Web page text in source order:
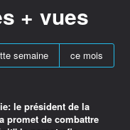
+ vues
semaine ce mois
le président de la
promet de combattre